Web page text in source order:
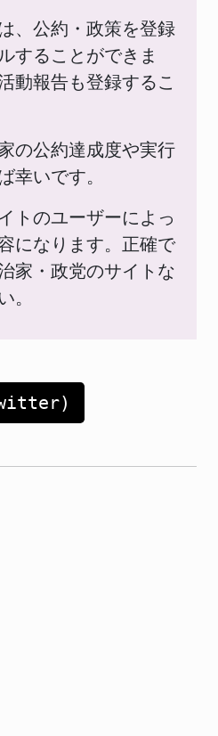
、公約・政策を登録
することができま
動報告も登録するこ
の公約達成度や実行
幸いです。
トのユーザーによっ
になります。正確で
家・政党のサイトな
。